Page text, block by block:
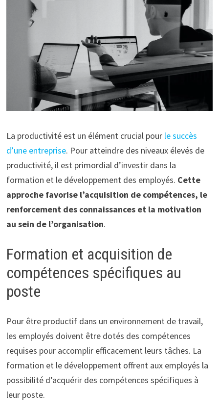
La productivité est un élément crucial pour le succès
d’une entreprise. Pour atteindre des niveaux élevés de
productivité, il est primordial d’investir dans la
formation et le développement des employés. Cette
approche favorise l’acquisition de compétences, le
renforcement des connaissances et la motivation
au sein de l’organisation.
Formation et acquisition de
compétences spécifiques au
poste
Pour être productif dans un environnement de travail,
les employés doivent être dotés des compétences
requises pour accomplir efficacement leurs tâches. La
formation et le développement offrent aux employés la
possibilité d’acquérir des compétences spécifiques à
leur poste.